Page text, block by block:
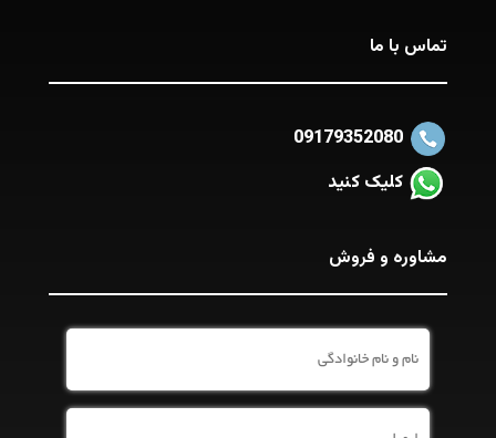
تماس با ما
09179352080
کلیک کنید
مشاوره و فروش
و
نام
خانوادگی